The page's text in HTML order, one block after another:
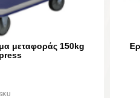
μεταφοράς 150kg